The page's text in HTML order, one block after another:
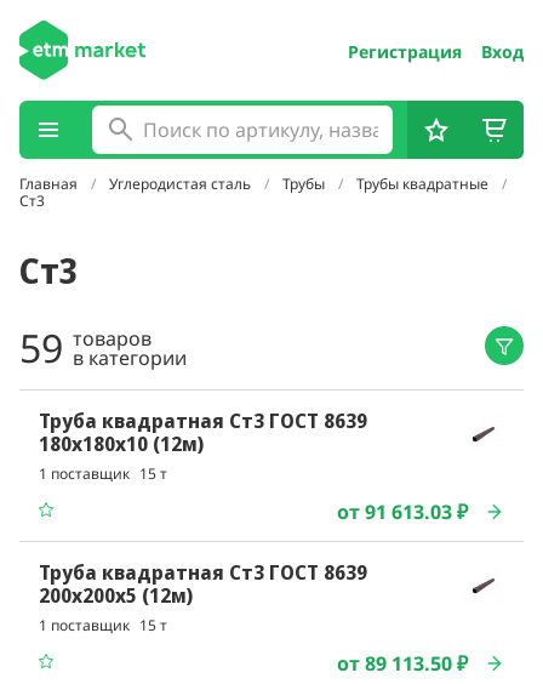
Регистрация Вход
Главная Углеродистая сталь Трубы
Трубы квадратные
Ст3
Ст3
59 товаров
в категории
Труба квадратная Ст3 ГОСТ 8639
180x180x10 (12м)
1 поставщик 15 т
от 91 613.03 ₽
Труба квадратная Ст3 ГОСТ 8639
200x200x5 (12м)
1 поставщик 15 т
от 89 113.50 ₽